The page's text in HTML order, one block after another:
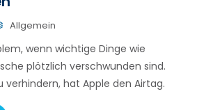
Allgemein
wenn wichtige Dinge wie
plötzlich verschwunden sind.
verhindern, hat Apple den Airtag.